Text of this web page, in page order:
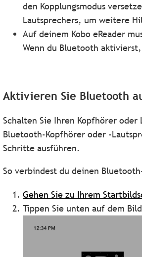
den Kopplungsmodus
Lautsprechers, um weitere
Auf deinem Kobo eReader
Wenn du Bluetooth
Aktivieren Sie Bluetooth
Schalten Sie Ihren Kopfhörer oder
Bluetooth-Kopfhörer oder -
Schritte ausführen.
So verbindest du deinen
Gehen Sie zu Ihrem
Tippen Sie unten auf dem